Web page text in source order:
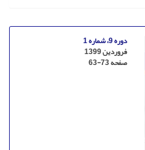
دوره 9، شماره 1
فروردین 1399
صفحه63-73